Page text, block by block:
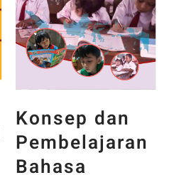
Konsep dan
Pembelajaran
Bahasa